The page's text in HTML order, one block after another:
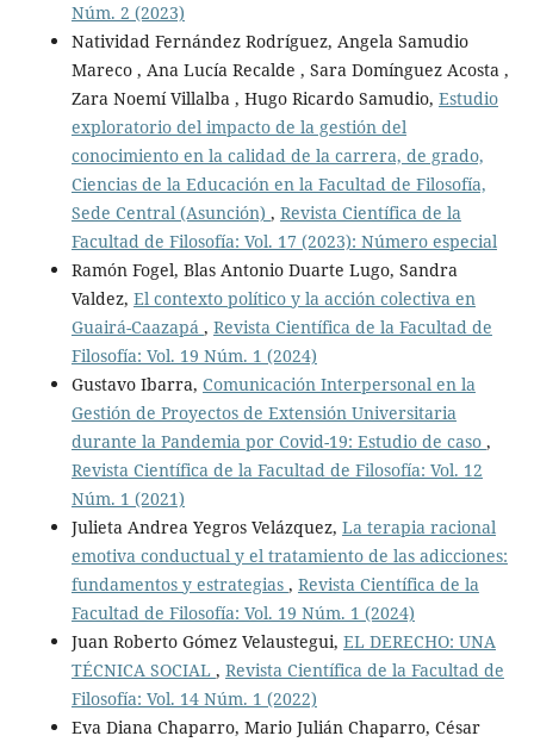
Núm. 2 (2023)
Natividad Fernández Rodríguez, Angela Samudio
Mareco , Ana Lucía Recalde , Sara Domínguez Acosta ,
Zara Noemí Villalba , Hugo Ricardo Samudio, Estudio
exploratorio del impacto de la gestión del
conocimiento en la calidad de la carrera, de grado,
Ciencias de la Educación en la Facultad de Filosofía,
Sede Central (Asunción) , Revista Científica de la
Facultad de Filosofía: Vol. 17 (2023): Número especial
Ramón Fogel, Blas Antonio Duarte Lugo, Sandra
Valdez, El contexto político y la acción colectiva en
Guairá-Caazapá , Revista Científica de la Facultad de
Filosofía: Vol. 19 Núm. 1 (2024)
Gustavo Ibarra, Comunicación Interpersonal en la
Gestión de Proyectos de Extensión Universitaria
durante la Pandemia por Covid-19: Estudio de caso ,
Revista Científica de la Facultad de Filosofía: Vol. 12
Núm. 1 (2021)
Julieta Andrea Yegros Velázquez, La terapia racional
emotiva conductual y el tratamiento de las adicciones:
fundamentos y estrategias , Revista Científica de la
Facultad de Filosofía: Vol. 19 Núm. 1 (2024)
Juan Roberto Gómez Velaustegui, EL DERECHO: UNA
TÉCNICA SOCIAL , Revista Científica de la Facultad de
Filosofía: Vol. 14 Núm. 1 (2022)
Eva Diana Chaparro, Mario Julián Chaparro, César